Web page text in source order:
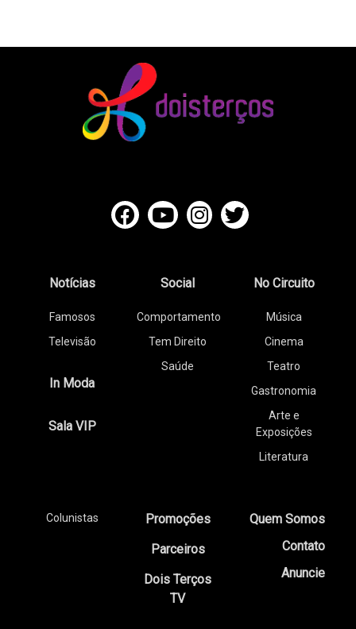
Notícias
Famosos
Televisão
In Moda
Sala VIP
Social
Comportamento
Tem Direito
Saúde
No Circuito
Música
Cinema
Teatro
Gastronomia
Arte e
Exposições
Literatura
Colunistas
Promoções
Parceiros
Dois Terços
TV
Quem Somos
Contato
Anuncie